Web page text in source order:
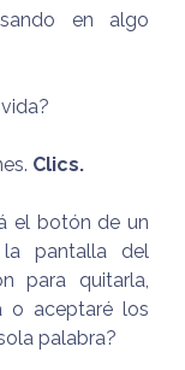
en algo
Clics.
el botón de un
la pantalla del
para quitarla,
o aceptaré los
palabra?